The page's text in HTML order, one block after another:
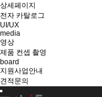
상세페이지
전자 카탈로그
UI/UX
media
영상
제품 컨셉 촬영
board
지원사업안내
견적문의